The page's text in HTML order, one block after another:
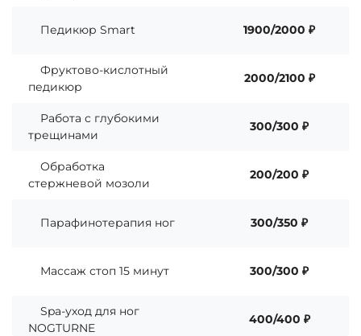
Педикюр Smart 1900/2000 ₽
Фруктово-кислотный
педикюр
2000/2100 ₽
Работа с глубокими
трещинами
300/300 ₽
Обработка
стержневой мозоли
200/200 ₽
Парафинотерапия ног 300/350 ₽
Массаж стоп 15 минут 300/300 ₽
Spa-уход для ног
NOGTURNE
400/400 ₽